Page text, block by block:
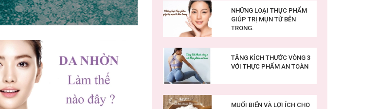
NHỮNG LOẠI THỰC PHẨM
GIÚP TRỊ MỤN TỪ BÊN
TRONG.
TĂNG KÍCH THƯỚC VÒNG 3
VỚI THỰC PHẨM AN TOÀN
MUỐI BIỂN VÀ LỢI ÍCH CHO